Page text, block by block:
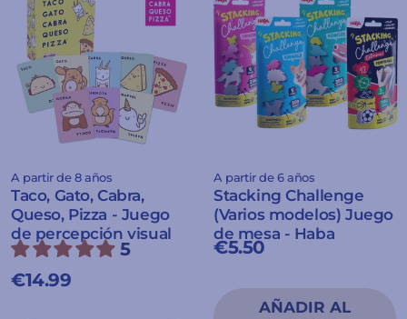
A partir de 8 años
Taco, Gato, Cabra,
Queso, Pizza - Juego
de percepción visual
5
€14.99
A partir de 6 años
Stacking Challenge
(Varios modelos) Juego
de mesa - Haba
€5.50